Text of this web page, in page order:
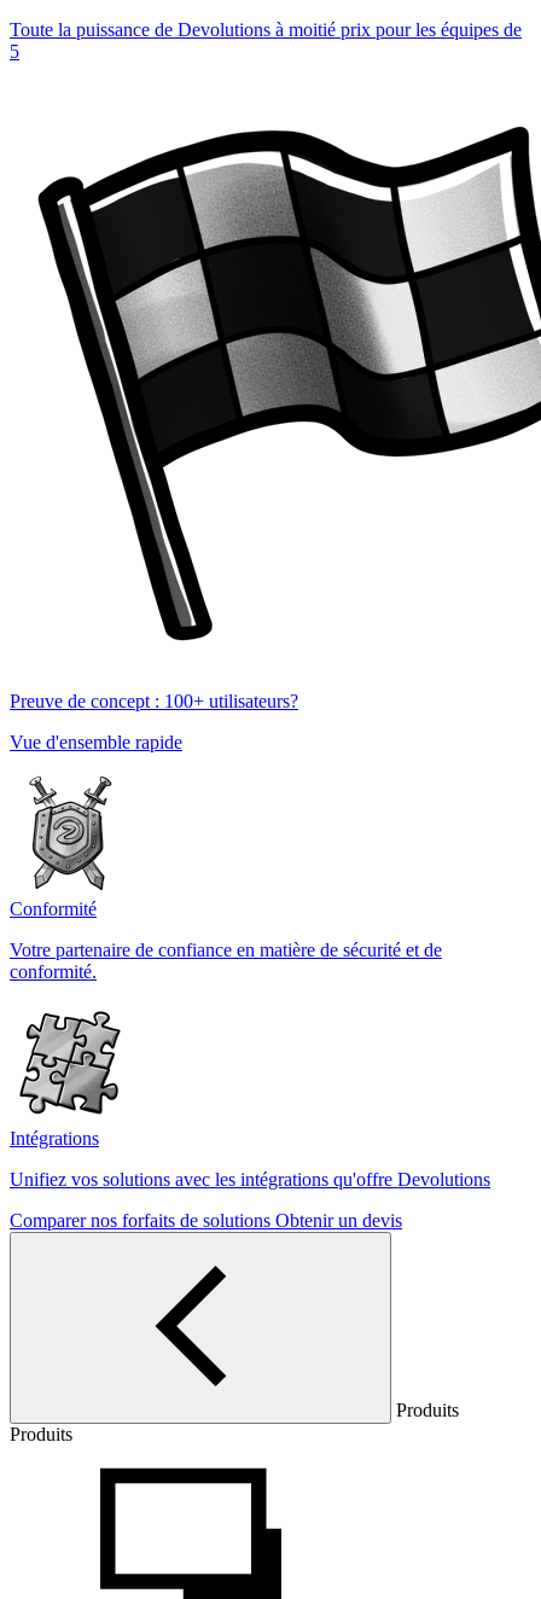
Toute la puissance de Devolutions à moitié prix pour les équipes de
5
Preuve de concept : 100+ utilisateurs?
Vue d'ensemble rapide
Conformité
Votre partenaire de confiance en matière de sécurité et de
conformité.
Intégrations
Unifiez vos solutions avec les intégrations qu'offre Devolutions
Comparer nos forfaits de solutions Obtenir un devis
Produits
Produits